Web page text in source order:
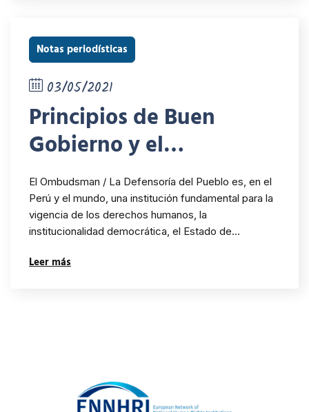
Notas periodísticas
03/05/2021
Principios de Buen
Gobierno y el
Ombudsman
El Ombudsman / La Defensoría del Pueblo es, en el
Perú y el mundo, una institución fundamental para la
vigencia de los derechos humanos, la
institucionalidad democrática, el Estado de…
Leer más